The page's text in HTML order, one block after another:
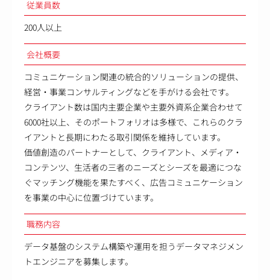
従業員数
200人以上
会社概要
コミュニケーション関連の統合的ソリューションの提供、
経営・事業コンサルティングなどを手がける会社です。
クライアント数は国内主要企業や主要外資系企業合わせて
6000社以上、そのポートフォリオは多様で、これらのクラ
イアントと長期にわたる取引関係を維持しています。
価値創造のパートナーとして、クライアント、メディア・
コンテンツ、生活者の三者のニーズとシーズを最適につな
ぐマッチング機能を果たすべく、広告コミュニケーション
を事業の中心に位置づけています。
職務内容
データ基盤のシステム構築や運用を担うデータマネジメン
トエンジニアを募集します。